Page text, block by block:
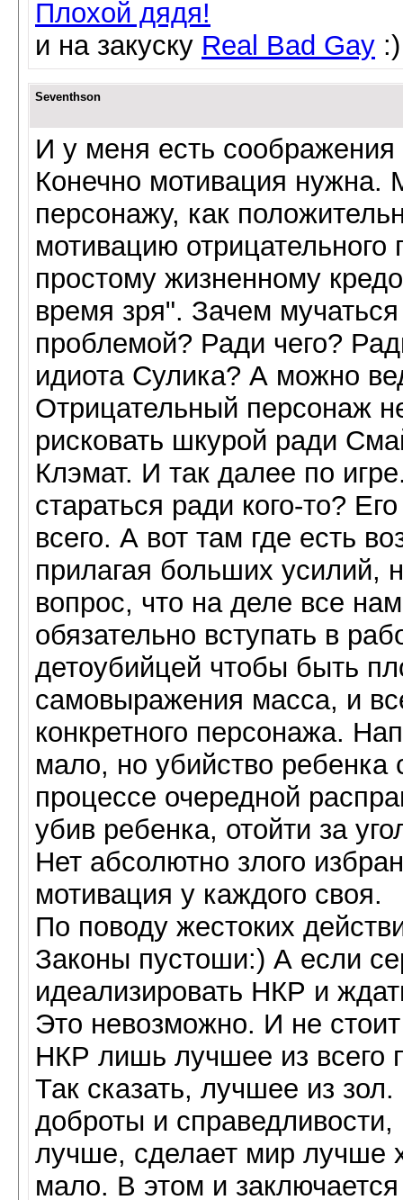
Плохой дядя!
и на закуску Real Bad Gay :)
Seventhson
И у меня есть соображения
Конечно мотивация
персонажу, как
мотивацию
простому жизненному
время зря". Зачем
проблемой? Ради чего?
идиота Сулика? А можно
Отрицательный персонаж
рисковать шкурой ради
Клэмат. И так далее по
стараться ради кого-то?
всего. А вот там где есть
прилагая больших усилий,
вопрос, что на деле все
обязательно вступать в
детоубийцей чтобы быть
самовыражения масса, и
конкретного персонажа.
мало, но убийство
процессе очередной
убив ребенка, отойти за
Нет абсолютно злого
мотивация у каждого своя.
По поводу жестоких
Законы пустоши:) А если
идеализировать НКР и
Это невозможно. И не
НКР лишь лучшее из всего
Так сказать, лучшее из
доброты и
лучше, сделает мир лучше
мало. В этом и